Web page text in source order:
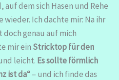
auf dem sich Hasen und Rehe
wieder. Ich dachte mir: Na ihr
doch genau auf mich
mir ein Stricktopfür den
leicht. Es sollte förmlich
ist da“– und ich finde das